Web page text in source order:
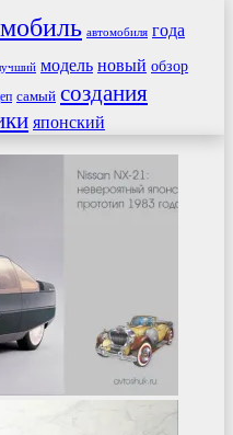
автомобиля года
модель новый обзор
самый создания
японский